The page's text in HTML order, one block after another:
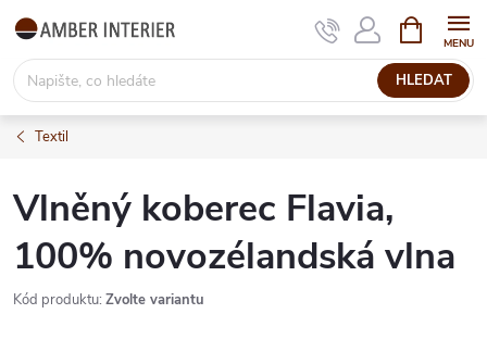
Přejít
obsah
HLEDAT
NÁKUPNÍ
KOŠÍK
Textil
Vlněný koberec Flavia,
100% novozélandská vlna
Kód produktu: Zvolte variantu